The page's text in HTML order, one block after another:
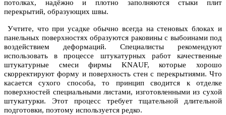
потолках, надёжно и плотно заполняются стыки плит
перекрытий, образующих швы.
Учтите, что при усадке обычно всегда на стеновых блоках и
панельных поверхностях образуются раковины с выбоинами под
воздействием деформаций. Специалисты рекомендуют
использовать в процессе штукатурных работ качественные
штукатурные смеси фирмы KNAUF, которые хорошо
скорректируют форму и поверхность стен с перекрытиями. Что
касается сухого способа, то принцип сводится к отделке
поверхностей специальными листами, изготовленными из сухой
штукатурки. Этот процесс требует тщательной длительной
подготовки, поэтому используется редко.